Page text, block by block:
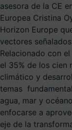
asesora de la CE
Europea Cristina
Horizon Europe
vectores
Relacionado con
el 35% de los cien
climático y
temas
agua, mar y
enfocarse a
eje de la